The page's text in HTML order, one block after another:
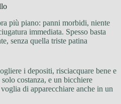
più piano: panni morbidi, niente
immediata. Spesso basta
senza quella triste patina
i depositi, risciacquare bene e
costanza, e un bicchiere
di apparecchiare anche in un